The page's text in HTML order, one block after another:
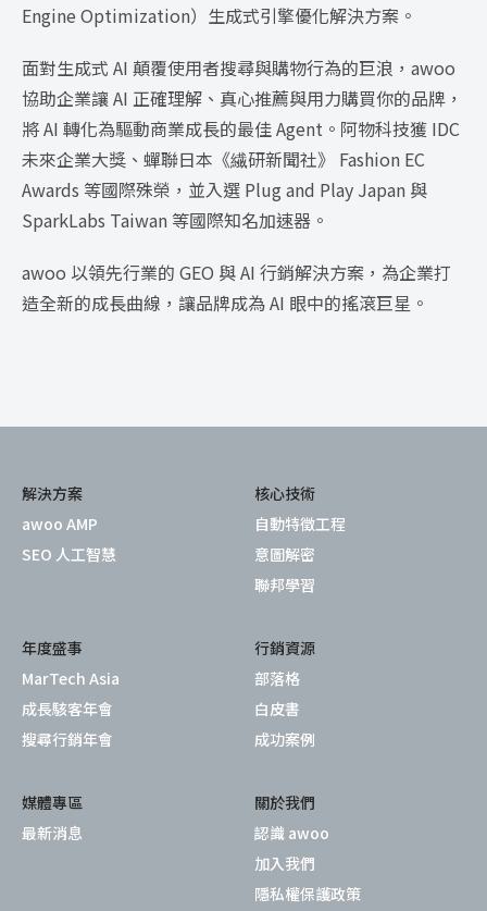
Engine Optimization）生成式引擎優化解決方案。
面對生成式 AI 顛覆使用者搜尋與購物行為的巨浪，awoo
協助企業讓 AI 正確理解、真心推薦與用力購買你的品牌，
將 AI 轉化為驅動商業成長的最佳 Agent。阿物科技獲 IDC
未來企業大獎、蟬聯日本《繊研新聞社》 Fashion EC
Awards 等國際殊榮，並入選 Plug and Play Japan 與
SparkLabs Taiwan 等國際知名加速器。
awoo 以領先行業的 GEO 與 AI 行銷解決方案，為企業打
造全新的成長曲線，讓品牌成為 AI 眼中的搖滾巨星。
解決方案
awoo AMP
SEO 人工智慧
核心技術
自動特徵工程
意圖解密
聯邦學習
年度盛事
MarTech Asia
成長駭客年會
搜尋行銷年會
行銷資源
部落格
白皮書
成功案例
媒體專區
最新消息
關於我們
認識 awoo
加入我們
隱私權保護政策